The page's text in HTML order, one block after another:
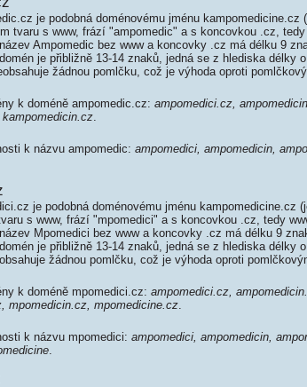
je podobná doménovému jménu
tvaru s www, frází "ampomedic" a s koncovkou .cz,
Ampomedic bez www a koncovky .cz má délku 9
je přibližně 13-14 znaků, jedná se z hlediska délky
žádnou pomlčku, což je výhoda oproti
k doméně ampomedic.cz: ampomedici.cz,
.
k názvu ampomedic: ampomedici, ampomedicin,
je podobná doménovému jménu kampomedicine.cz
s www, frází "mpomedici" a s koncovkou .cz, tedy
Mpomedici bez www a koncovky .cz má délku 9
je přibližně 13-14 znaků, jedná se z hlediska délky
žádnou pomlčku, což je výhoda oproti
k doméně mpomedici.cz: ampomedici.cz,
mpomedicin.cz, mpomedicine.cz.
k názvu mpomedici: ampomedici, ampomedicin,
.